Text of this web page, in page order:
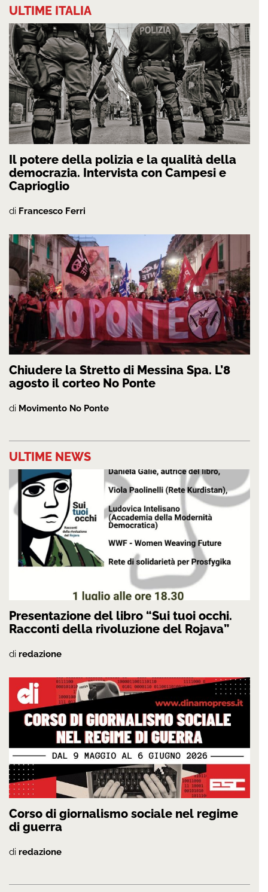
ULTIME ITALIA
Il potere della polizia e la qualità della
democrazia. Intervista con Campesi e
Caprioglio
di Francesco Ferri
Chiudere la Stretto di Messina Spa. L’8
agosto il corteo No Ponte
di Movimento No Ponte
ULTIME NEWS
Presentazione del libro “Sui tuoi occhi.
Racconti della rivoluzione del Rojava”
di redazione
Corso di giornalismo sociale nel regime
di guerra
di redazione